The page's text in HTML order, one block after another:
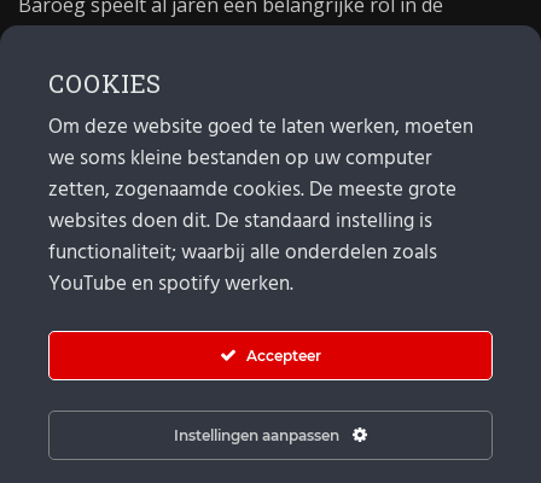
poppodium 40 jaar.
MAIL
Algemeen: info@baroeg.nl
Bands & boeking: leon@baroeg.nl
Promotie & publiciteit: francis@baroeg.nl
COOKIES
Om deze website goed te laten werken, moeten
we soms kleine bestanden op uw computer
zetten, zogenaamde cookies. De meeste grote
websites doen dit. De standaard instelling is
functionaliteit; waarbij alle onderdelen zoals
YouTube en spotify werken.
Accepteer
Instellingen aanpassen